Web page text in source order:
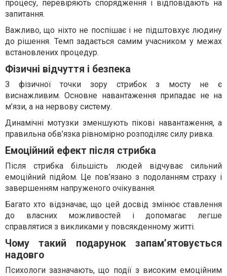
процесу, перевіряють спорядження і відповідають на
запитання.
Важливо, що ніхто не поспішає і не підштовхує людину
до рішення. Темп задається самим учасником у межах
встановлених процедур.
Фізичні відчуття і безпека
З фізичної точки зору стрибок з мосту не є
виснажливим. Основне навантаження припадає не на
м’язи, а на нервову систему.
Динамічні мотузки зменшують пікові навантаження, а
правильна обв’язка рівномірно розподіляє силу ривка.
Емоційний ефект після стрибка
Після стрибка більшість людей відчуває сильний
емоційний підйом. Це пов’язано з подоланням страху і
завершенням напруженого очікування.
Багато хто відзначає, що цей досвід змінює ставлення
до власних можливостей і допомагає легше
справлятися з викликами у повсякденному житті.
Чому такий подарунок запам’ятовується
надовго
Психологи зазначають, що події з високим емоційним